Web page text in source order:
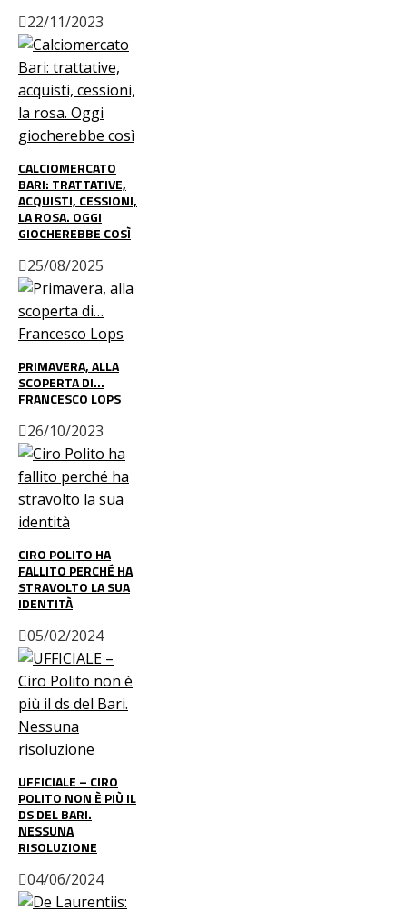
22/11/2023
CALCIOMERCATO
BARI: TRATTATIVE,
ACQUISTI, CESSIONI,
LA ROSA. OGGI
GIOCHEREBBE COSÌ
25/08/2025
PRIMAVERA, ALLA
SCOPERTA DI…
FRANCESCO LOPS
26/10/2023
CIRO POLITO HA
FALLITO PERCHÉ HA
STRAVOLTO LA SUA
IDENTITÀ
05/02/2024
UFFICIALE – CIRO
POLITO NON È PIÙ IL
DS DEL BARI.
NESSUNA
RISOLUZIONE
04/06/2024